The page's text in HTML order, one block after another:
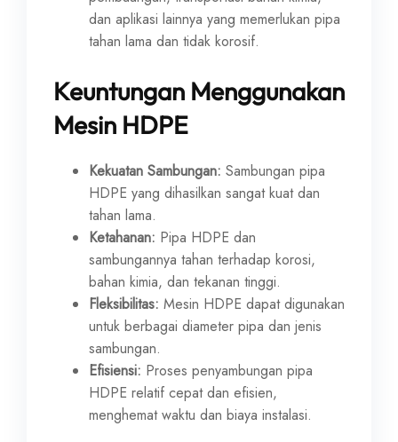
dan aplikasi lainnya yang memerlukan pipa
tahan lama dan tidak korosif.
Keuntungan Menggunakan
Mesin HDPE
Kekuatan Sambungan: Sambungan pipa
HDPE yang dihasilkan sangat kuat dan
tahan lama.
Ketahanan: Pipa HDPE dan
sambungannya tahan terhadap korosi,
bahan kimia, dan tekanan tinggi.
Fleksibilitas: Mesin HDPE dapat digunakan
untuk berbagai diameter pipa dan jenis
sambungan.
Efisiensi: Proses penyambungan pipa
HDPE relatif cepat dan efisien,
menghemat waktu dan biaya instalasi.